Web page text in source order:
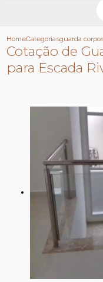
HomeCategoriasguarda
Cotação de
para Escada